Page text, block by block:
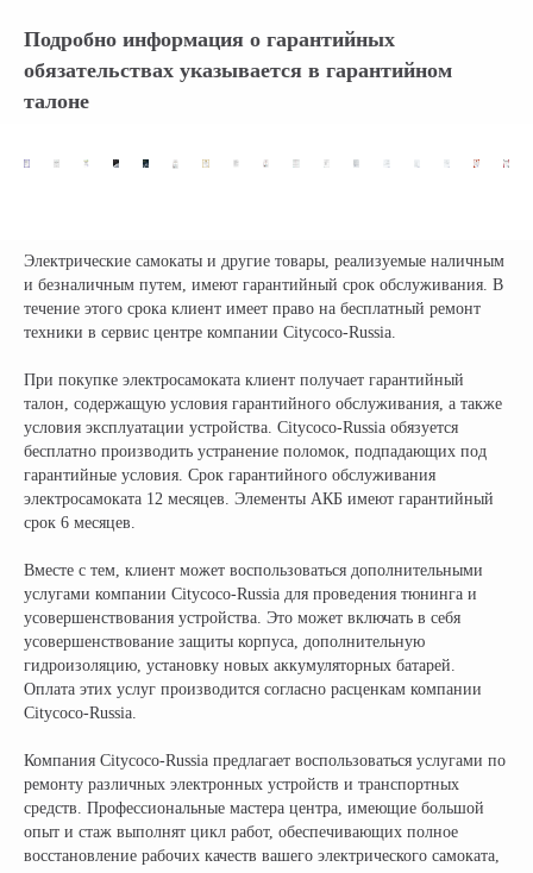
Подробно информация о гарантийных
обязательствах указывается в гарантийном
талоне
Электрические самокаты и другие товары, реализуемые наличным
и безналичным путем, имеют гарантийный срок обслуживания. В
течение этого срока клиент имеет право на бесплатный ремонт
техники в сервис центре компании Citycoco-Russia.
При покупке электросамоката клиент получает гарантийный
талон, содержащую условия гарантийного обслуживания, а также
условия эксплуатации устройства. Citycoco-Russia обязуется
бесплатно производить устранение поломок, подпадающих под
гарантийные условия. Срок гарантийного обслуживания
электросамоката 12 месяцев. Элементы АКБ имеют гарантийный
срок 6 месяцев.
Вместе с тем, клиент может воспользоваться дополнительными
услугами компании Citycoco-Russia для проведения тюнинга и
усовершенствования устройства. Это может включать в себя
усовершенствование защиты корпуса, дополнительную
гидроизоляцию, установку новых аккумуляторных батарей.
Оплата этих услуг производится согласно расценкам компании
Citycoco-Russia.
Компания Citycoco-Russia предлагает воспользоваться услугами по
ремонту различных электронных устройств и транспортных
средств. Профессиональные мастера центра, имеющие большой
опыт и стаж выполнят цикл работ, обеспечивающих полное
восстановление рабочих качеств вашего электрического самоката,
Оплата
Возврат
Контакты
Блог
Электротрициклы
Электромотоциклы
Электросамокаты
Электровелосипеды
Электроквадроциклы
прочие товары
+ 7 (495) 320-95-25
Официальный поставщик всех
брендов электротранспорта
Гарантия
Доставка
КОМПАНИЯ: РАЗДЕЛЫ КАТАЛОГА: